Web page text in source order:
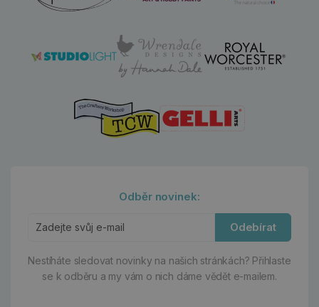
Odběr novinek:
Odebírat
Nestíháte sledovat novinky na našich stránkách? Přihlaste
se k odběru a my vám o nich dáme vědět e-mailem.